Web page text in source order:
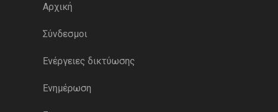
Αρχική
Σύνδεσμοι
Ενέργειες δικτύωσης
Ενημέρωση